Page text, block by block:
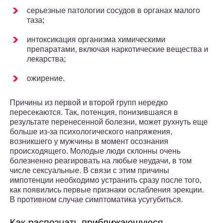
серьезные патологии сосудов в органах малого
таза;
интоксикация организма химическими
препаратами, включая наркотические вещества и
лекарства;
ожирение.
Причины из первой и второй групп нередко
пересекаются. Так, потенция, понизившаяся в
результате перенесенной болезни, может рухнуть еще
больше из-за психологического напряжения,
возникшего у мужчины в момент осознания
происходящего. Молодые люди склонны очень
болезненно реагировать на любые неудачи, в том
числе сексуальные. В связи с этим причины
импотенции необходимо устранить сразу после того,
как появились первые признаки ослабления эрекции.
В противном случае симптоматика усугубиться.